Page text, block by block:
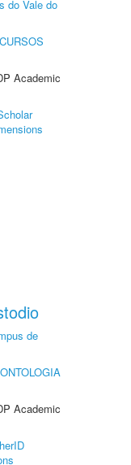
do Vale do
Academic
de
Academic